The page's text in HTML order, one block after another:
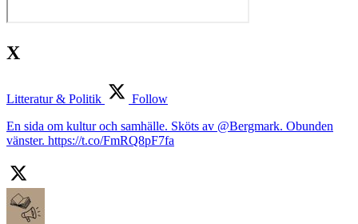
X
Litteratur & Politik
Follow
En sida om kultur och samhälle. Sköts av @Bergmark. Obunden
vänster. https://t.co/FmRQ8pF7fa